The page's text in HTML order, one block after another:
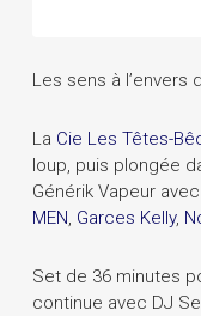
Les sens à l’envers
La Cie Les Têtes-
loup, puis plongée
Générik Vapeur avec
MEN, Garces Kelly,
Set de 36 minutes
continue avec DJ